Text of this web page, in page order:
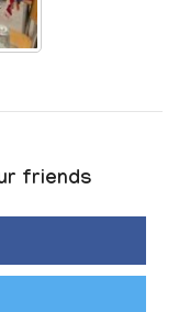
friends